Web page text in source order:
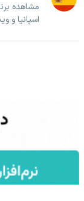
مشاهده
اسپانیا و